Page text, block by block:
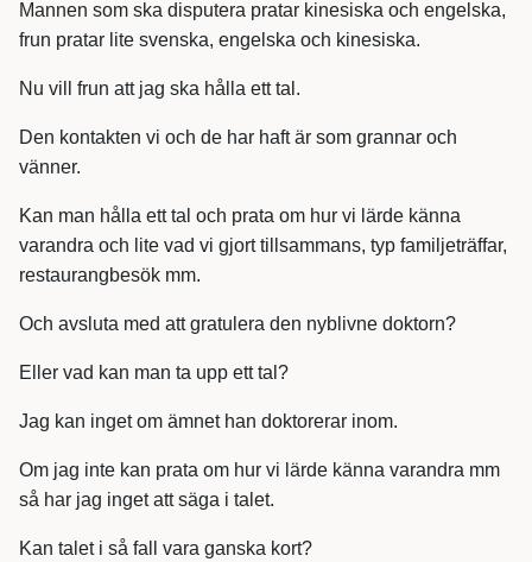
Mannen som ska disputera pratar kinesiska och engelska,
frun pratar lite svenska, engelska och kinesiska.
Nu vill frun att jag ska hålla ett tal.
Den kontakten vi och de har haft är som grannar och
vänner.
Kan man hålla ett tal och prata om hur vi lärde känna
varandra och lite vad vi gjort tillsammans, typ familjeträffar,
restaurangbesök mm.
Och avsluta med att gratulera den nyblivne doktorn?
Eller vad kan man ta upp ett tal?
Jag kan inget om ämnet han doktorerar inom.
Om jag inte kan prata om hur vi lärde känna varandra mm
så har jag inget att säga i talet.
Kan talet i så fall vara ganska kort?